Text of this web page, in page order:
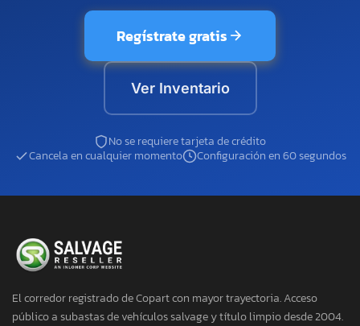
Regístrate gratis
Ver Inventario
No se requiere tarjeta de crédito
Cancela en cualquier momento
Configuración en 60 segundos
El corredor registrado de Copart con mayor trayectoria. Acceso
público a subastas de vehículos salvage y título limpio desde 2004.